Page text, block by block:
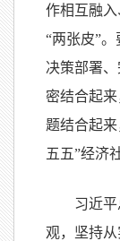
作相互融
“两张皮”
决策部署
密结合起
题结合起
五五”经济
习近平总
观，坚持